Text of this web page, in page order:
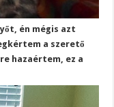
én mégis azt
a szerető
hazaértem, ez a